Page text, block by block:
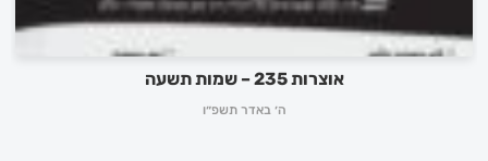
אוצרות 235 – שמות תשעה
ה׳ באדר תשפ״ו